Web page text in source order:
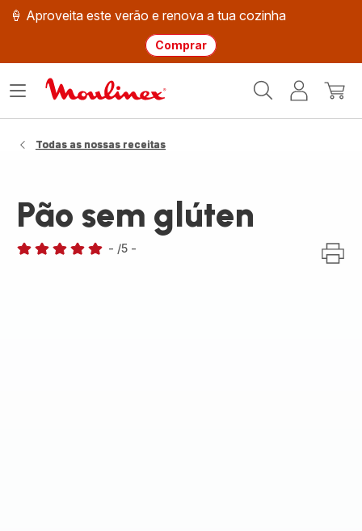
🍦 Aproveita este verão e renova a tua cozinha
Comprar
Moulinex
O
Abrir
Todas as nossas receitas
Pão sem glúten
- /5 -